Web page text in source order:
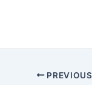
PREVIOUS